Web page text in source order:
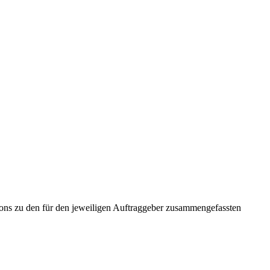
zu den für den jeweiligen Auftraggeber zusammengefassten